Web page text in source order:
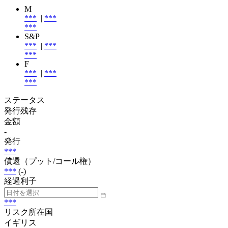
M
*** | ***
***
S&P
*** | ***
***
F
*** | ***
***
ステータス
発行残存
金額
-
発行
***
償還（プット/コール権）
*** (-)
経過利子
***
リスク所在国
イギリス